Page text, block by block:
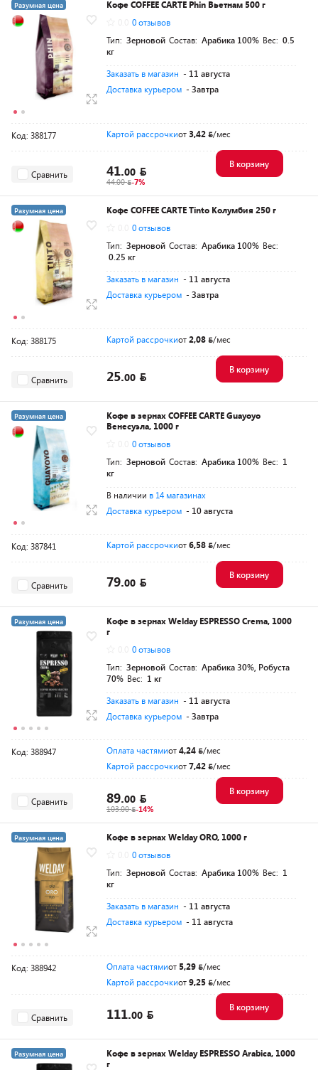
Разумная цена
Кофе COFFEE CARTE Phin Вьетнам 500 г
0 отзывов
Тип: Зерновой Состав: Арабика 100% Вес: 0.5
кг
Заказать в магазин - 11 августа
Доставка курьером - Завтра
Код: 388177 Картой рассрочкиот3,42 /мес
Сравнить 41.00
44.00 -7%
В корзину
Разумная цена
Кофе COFFEE CARTE Tinto Колумбия 250 г
0 отзывов
Тип: Зерновой Состав: Арабика 100% Вес:
0.25 кг
Заказать в магазин - 11 августа
Доставка курьером - Завтра
Код: 388175 Картой рассрочкиот2,08 /мес
Сравнить 25.00
В корзину
Разумная цена
Кофе в зернах COFFEE CARTE Guayoyo
Венесуэла, 1000 г
0 отзывов
Тип: Зерновой Состав: Арабика 100% Вес: 1
кг
В наличии в 14 магазинах
Доставка курьером - 10 августа
Код: 387841 Картой рассрочкиот6,58 /мес
Сравнить 79.00
В корзину
Разумная цена
Кофе в зернах Welday ESPRESSO Crema, 1000
г
0 отзывов
Тип: Зерновой Состав: Арабика 30%, Робуста
70% Вес: 1 кг
Заказать в магазин - 11 августа
Доставка курьером - Завтра
Код: 388947 Оплата частямиот4,24
/мес
Картой рассрочкиот7,42 /мес
Сравнить 89.00
103.00 -14%
В корзину
Разумная цена
Кофе в зернах Welday ORO, 1000 г
0 отзывов
Тип: Зерновой Состав: Арабика 100% Вес: 1
кг
Заказать в магазин - 11 августа
Доставка курьером - 11 августа
Код: 388942 Оплата частямиот 5,29
/мес
Картой рассрочкиот9,25 /мес
Сравнить 111.00
В корзину
Разумная цена
Кофе в зернах Welday ESPRESSO Arabica, 1000
г